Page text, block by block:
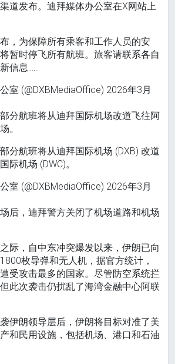
道发布。迪拜媒体办公室在X网站上
，为保障所有乘客和工作人员的安
暂时停飞所有航班。旅客请联系各自
信息……
室 (@DXBMediaOffice) 2026年3月
分航班将从迪拜国际机场改道飞往阿
。
分航班将从迪拜国际机场 (DXB) 改道
际机场 (DWC)。
室 (@DXBMediaOffice) 2026年3月
后，迪拜警方关闭了机场道路和机场
际，自中东冲突爆发以来，伊朗已向
枚导弹和无人机，据官方统计，
受攻击最多的国家。尽管防空系统拦
此次袭击仍扰乱了海湾金融中心阿联
伊朗领导层后，伊朗将目标对准了美
和民用设施，包括机场、港口和石油